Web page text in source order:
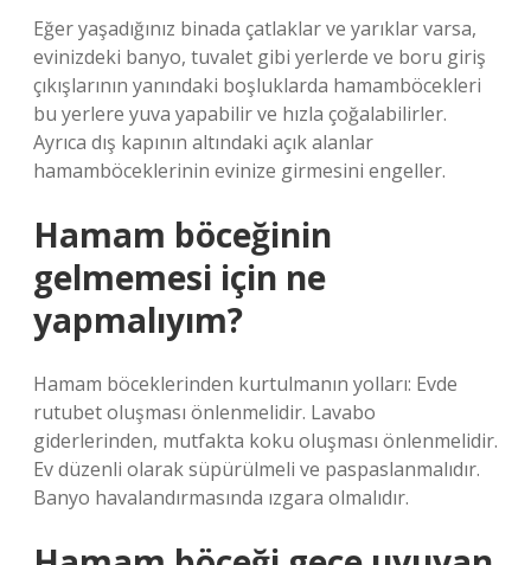
Eğer yaşadığınız binada çatlaklar ve yarıklar varsa,
evinizdeki banyo, tuvalet gibi yerlerde ve boru giriş
çıkışlarının yanındaki boşluklarda hamamböcekleri
bu yerlere yuva yapabilir ve hızla çoğalabilirler.
Ayrıca dış kapının altındaki açık alanlar
hamamböceklerinin evinize girmesini engeller.
Hamam böceğinin
gelmemesi için ne
yapmalıyım?
Hamam böceklerinden kurtulmanın yolları: Evde
rutubet oluşması önlenmelidir. Lavabo
giderlerinden, mutfakta koku oluşması önlenmelidir.
Ev düzenli olarak süpürülmeli ve paspaslanmalıdır.
Banyo havalandırmasında ızgara olmalıdır.